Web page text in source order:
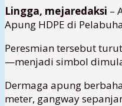
Lingga, mejaredaksi –
Apung HDPE di
Peresmian tersebut
—menjadi simbol
Dermaga apung
meter, gangway